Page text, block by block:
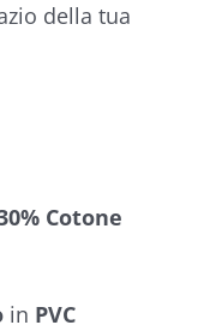
della tua
Cotone
in PVC